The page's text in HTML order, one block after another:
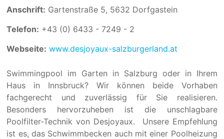
Anschrift: Gartenstraße 5, 5632 Dorfgastein
Telefon: +43 (0) 6433 - 7249 - 2
Webseite: www.desjoyaux-salzburgerland.at
Swimmingpool im Garten in Salzburg oder in Ihrem
Haus in Innsbruck? Wir können beide Vorhaben
fachgerecht und zuverlässig für Sie realisieren.
Besonders hervorzuheben ist die unschlagbare
Poolfilter-Technik von Desjoyaux. Unsere Empfehlung
ist es, das Schwimmbecken auch mit einer Poolheizung